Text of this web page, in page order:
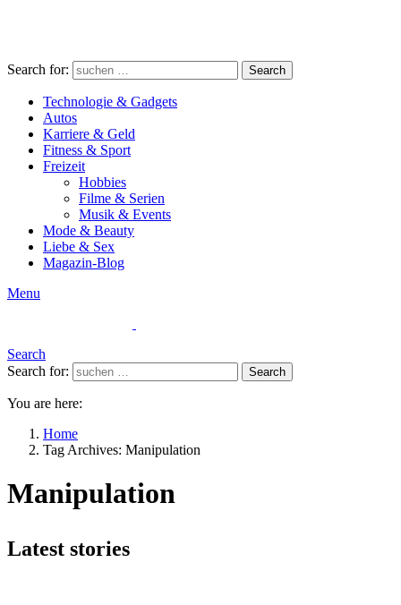
Search for: Search
Technologie & Gadgets
Autos
Karriere & Geld
Fitness & Sport
Freizeit
Hobbies
Filme & Serien
Musik & Events
Mode & Beauty
Liebe & Sex
Magazin-Blog
Menu
Search
Search for:
Search
You are here:
Home
Tag Archives: Manipulation
Manipulation
Latest stories